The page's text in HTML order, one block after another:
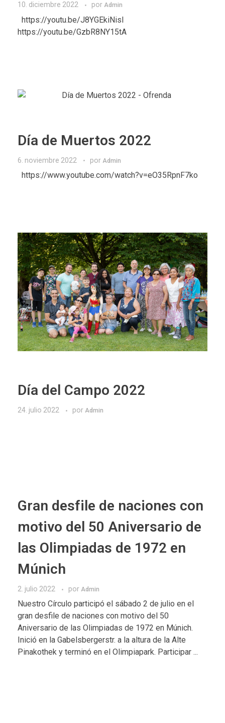
10. diciembre 2022 por Admin
https://youtu.be/J8YGEkiNisI
https://youtu.be/GzbR8NY15tA
Día de Muertos 2022
6. noviembre 2022 por Admin
https://www.youtube.com/watch?v=eO35RpnF7ko
Día del Campo 2022
24. julio 2022 por Admin
Gran desfile de naciones con
motivo del 50 Aniversario de
las Olimpiadas de 1972 en
Múnich
2. julio 2022 por Admin
Nuestro Círculo participó el sábado 2 de julio en el
gran desfile de naciones con motivo del 50
Aniversario de las Olimpiadas de 1972 en Múnich.
Inició en la Gabelsbergerstr. a la altura de la Alte
Pinakothek y terminó en el Olimpiapark. Participar ...